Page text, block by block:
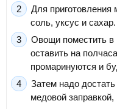
Для приготовления
соль, уксус и сахар.
Овощи поместить в
оставить на
промаринуются и
Затем надо
медовой